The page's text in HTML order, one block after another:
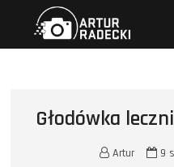
treści
Głodówka
Artur 9